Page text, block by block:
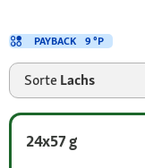
Sorte Lachs
24x57 g
PAYBACK 9 °P